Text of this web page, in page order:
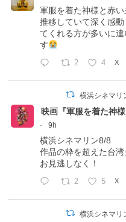
軍服を着た神様と赤
推移していて深く感
てくれる方が多いに
す
2 4 X
横浜シネマリ
映画『軍服を着た神
·
9h
横浜シネマリン8/8
作品の枠を超えた台湾
お見逃しなく！
2 5 X
横浜シネマリ